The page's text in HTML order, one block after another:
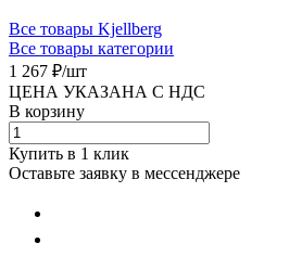
Все товары Kjellberg
Все товары категории
1 267 ₽/шт
ЦЕНА УКАЗАНА С НДС
В корзину
Купить в 1 клик
Оставьте заявку в мессенджере